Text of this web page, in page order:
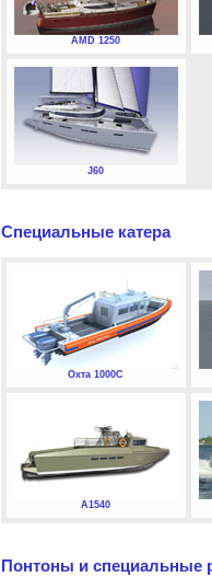
AMD 1250
J60
Специальные катера
Охта 1000С
А1540
Понтоны и специальные